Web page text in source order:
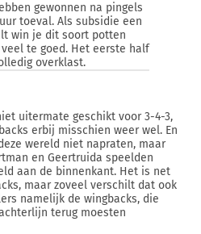
gewonnen na pingels
toeval. Als subsidie een
win je dit soort potten
te goed. Het eerste half
overklast.
uitermate geschikt voor 3-4-3,
erbij misschien weer wel. En
wereld niet napraten, maar
en Geertruida speelden
aan de binnenkant. Het is net
maar zoveel verschilt dat ook
namelijk de wingbacks, die
terug moesten